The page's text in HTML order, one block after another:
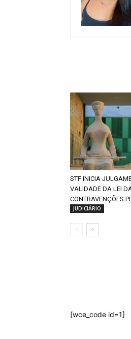
STF INICIA
VALIDADE DA LEI
CONTRAVENÇÕES
JUDICIÁRIO
[wce_code id=1]